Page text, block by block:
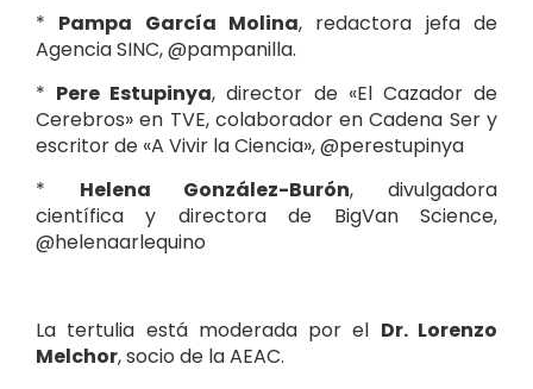
* Pampa García Molina, redactora jefa de
Agencia SINC, @pampanilla.
* Pere Estupinya, director de «El Cazador de
Cerebros» en TVE, colaborador en Cadena Ser y
escritor de «A Vivir la Ciencia», @perestupinya
* Helena González-Burón, divulgadora
científica y directora de BigVan Science,
@helenaarlequino
La tertulia está moderada por el Dr. Lorenzo
Melchor, socio de la AEAC.